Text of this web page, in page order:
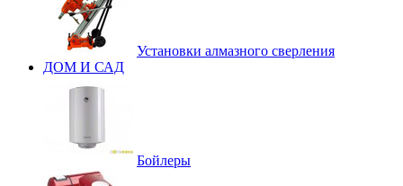
Установки алмазного сверления
ДОМ И САД
Бойлеры